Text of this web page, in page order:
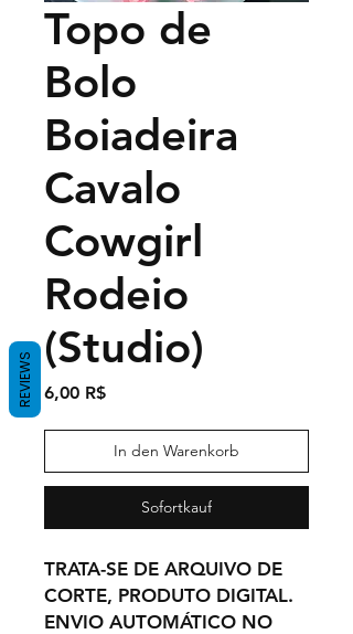
Topo de
Bolo
Boiadeira
Cavalo
Cowgirl
Rodeio
(Studio)
6,00 R$Preis
In den Warenkorb
Sofortkauf
TRATA-SE DE ARQUIVO DE
CORTE, PRODUTO DIGITAL.
ENVIO AUTOMÁTICO NO
REVIEWS